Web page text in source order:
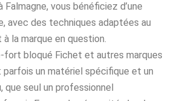
vous bénéficiez d’une
avec des techniques adaptées au
la marque en question.
fort bloqué Fichet et autres marques
un matériel spécifique et un
que seul un professionnel